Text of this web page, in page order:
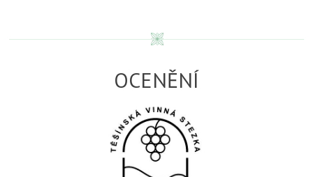
OCENĚNÍ